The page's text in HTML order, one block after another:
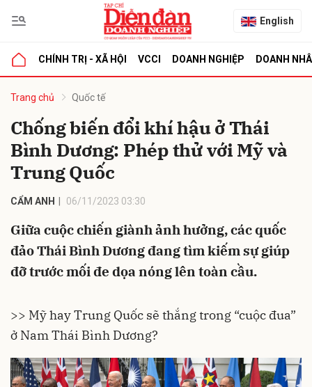
English
CHÍNH TRỊ - XÃ HỘI VCCI DOANH NGHIỆP DOANH
Trang chủ Quốc tế
Chống biến đổi khí hậu ở Thái
Bình Dương: Phép thử với Mỹ và
Trung Quốc
CẨM ANH 06/11/2023 03:30
Giữa cuộc chiến giành ảnh hưởng, các quốc
đảo Thái Bình Dương đang tìm kiếm sự giúp
đỡ trước mối đe dọa nóng lên toàn cầu.
>> Mỹ hay Trung Quốc sẽ thắng trong “cuộc đua”
ở Nam Thái Bình Dương?
luận
Hủy